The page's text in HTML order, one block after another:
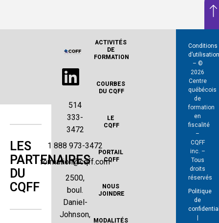
LES
PARTENAIRES
DU
CQFF
514
333-
3472
1 888 973-3472
formation@cqff.com
2500,
boul.
Daniel-
Johnson,
ACTIVITÉS
DE
FORMATION
COURBES
DU CQFF
LE
CQFF
PORTAIL
CQFF
NOUS
JOINDRE
MODALITÉS
Conditions
– ©
2026
Centre
québécois
de
formation
en
fiscalité
–
CQFF
inc. –
Tous
droits
réservés
Politique
de
|